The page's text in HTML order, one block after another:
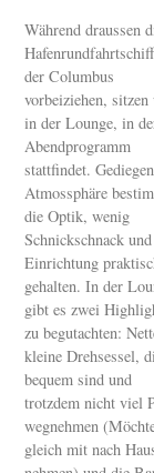
Während draussen
der Columbus
vorbeiziehen,
in der Lounge, in
Abendprogramm
stattfindet.
Atmossphäre
die Optik, wenig
Schnickschnack
Einrichtung
gehalten. In der
gibt es zwei
zu begutachten:
kleine Drehsessel,
bequem sind und
trotzdem nicht viel
wegnehmen
gleich mit nach